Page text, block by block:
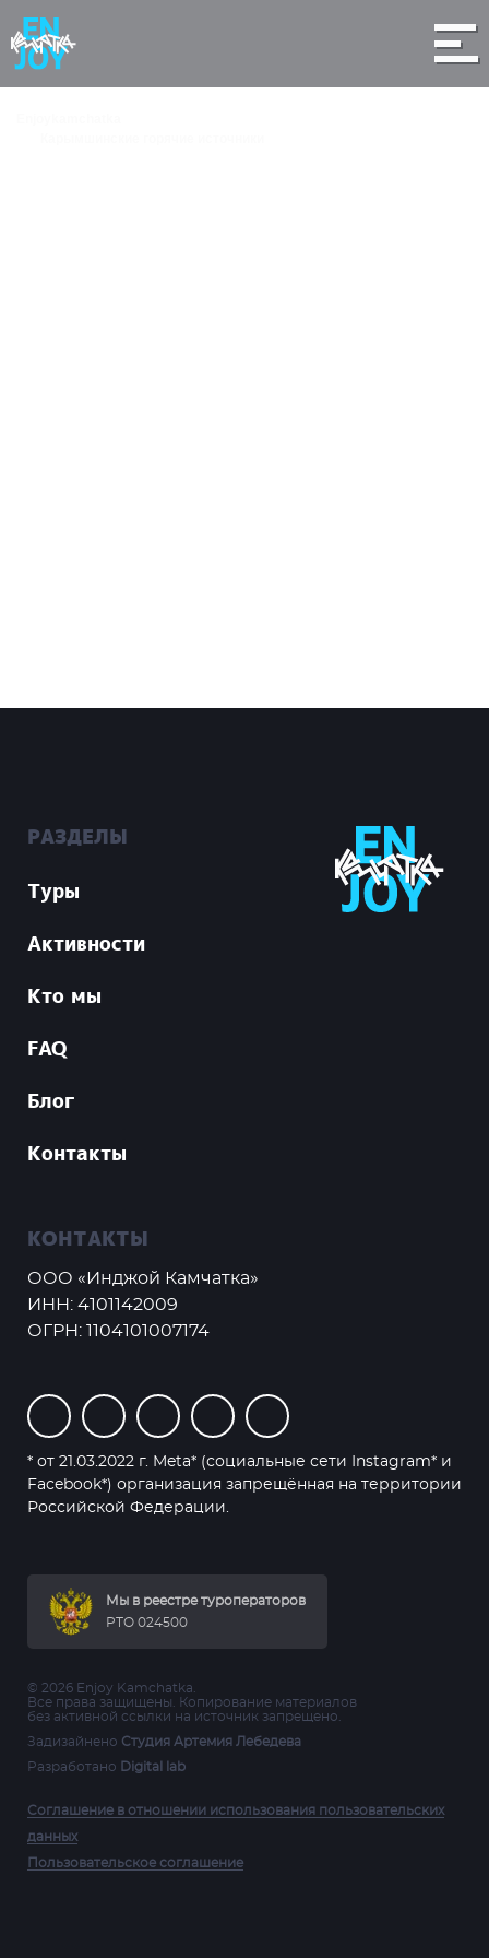
РАЗДЕЛЫ
Туры
Активности
Кто мы
FAQ
Блог
Контакты
КОНТАКТЫ
ООО «Инджой Камчатка»
ИНН: 4101142009
ОГРН: 1104101007174
* от 21.03.2022 г. Meta* (социальные сети Instagram* и
Facebook*) организация запрещённая на территории
Российской Федерации.
Мы в реестре туроператоров
РТО 024500
© 2026 Enjoy Kamchatka.
Все права защищены. Копирование материалов
без активной ссылки на источник запрещено.
Соглашение в отношении использования пользовательских
данных
Пользовательское соглашение
Задизайнено Студия Артемия Лебедева
Разработано Digital lab